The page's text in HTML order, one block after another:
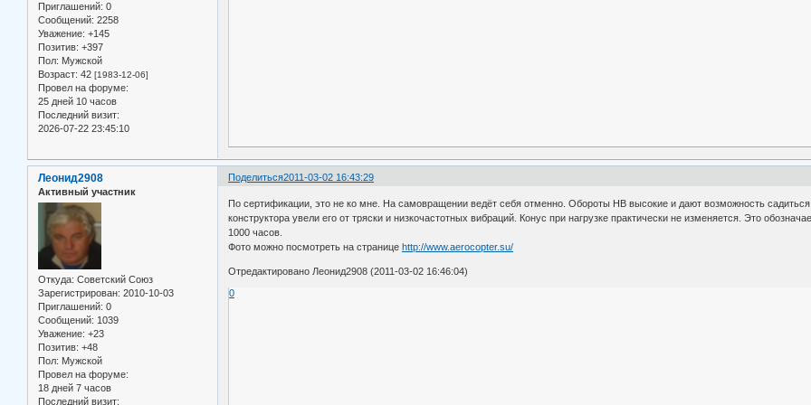
Приглашений: 0
Сообщений: 2258
Уважение: +145
Позитив: +397
Пол: Мужской
Возраст: 42 [1983-12-06]
Провел на форуме:
25 дней 10 часов
Последний визит:
2026-07-22 23:45:10
Поделиться2011-03-02 16:43:29
Леонид2908
Активный участник
Откуда: Советский Союз
Зарегистрирован: 2010-10-03
Приглашений: 0
Сообщений: 1039
Уважение: +23
Позитив: +48
Пол: Мужской
Провел на форуме:
18 дней 7 часов
Последний визит:
По сертификации, это не ко мне. На самовращении ведёт себя отменно. Обороты НВ высокие и дают возможность
конструктора увели его от тряски и низкочастотных вибраций. Конус при нагрузке практически не изменяется. Это
1000 часов.
Фото можно посмотреть на странице http://www.aerocopter.su/
Отредактировано Леонид2908 (2011-03-02 16:46:04)
0